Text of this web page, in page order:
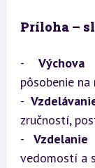
Príloha –
- Výchova
pôsobenie
-
zručností,
- Vzdelanie
vedomostí a